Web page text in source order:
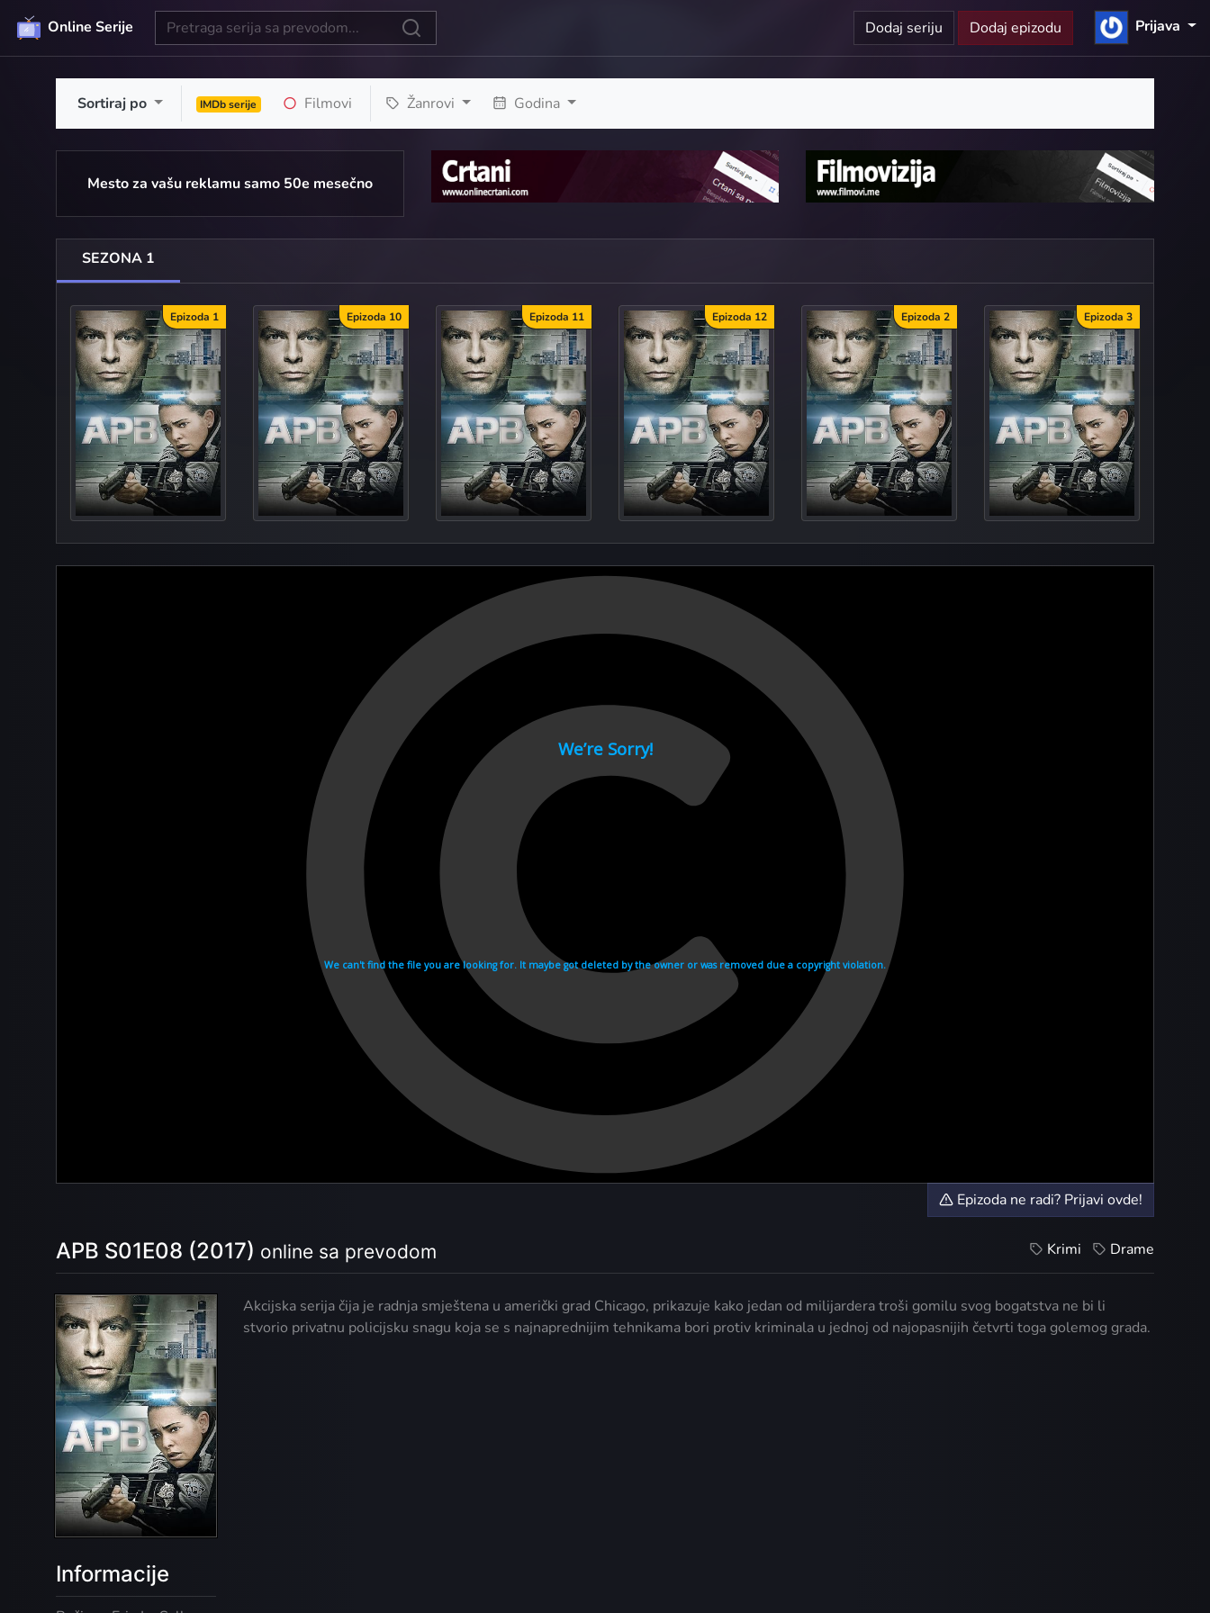
Online Serije Dodaj seriju Dodaj epizodu Prijava
Sortiraj po IMDb serije Filmovi Žanrovi Godina
Mesto za vašu reklamu samo 50e mesečno
SEZONA 1
Epizoda 1
Har
Epizoda 10
Strange Bed
Epizoda 11
Pandor
Epizoda 12
R
Epizoda 2
Personal
Epizoda 3
Hate of C
Epizoda ne radi? Prijavi ovde!
Krimi Drame
APB S01E08 (2017) online sa prevodom
Informacije
Akcijska serija čija je radnja smještena u američki grad Chicago, prikazuje kako jedan od milijardera troši gomilu svog bogatstva ne bi li
stvorio privatnu policijsku snagu koja se s najnaprednijim tehnikama bori protiv kriminala u jednoj od najopasnijih četvrti toga golemog grada.